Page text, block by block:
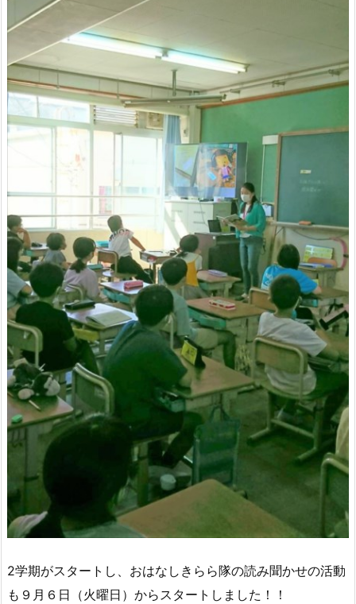
2学期がスタートし、おはなしきらら隊の読み聞かせの活動
も９月６日（火曜日）からスタートしました！！